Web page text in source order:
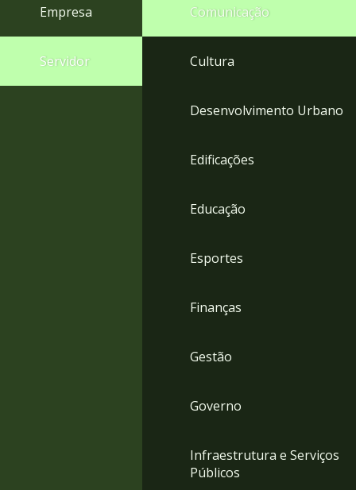
Empresa
Servidor
Comunicação
Cultura
Desenvolvimento Urbano
Edificações
Educação
Esportes
Finanças
Gestão
Governo
Infraestrutura e Serviços
Públicos